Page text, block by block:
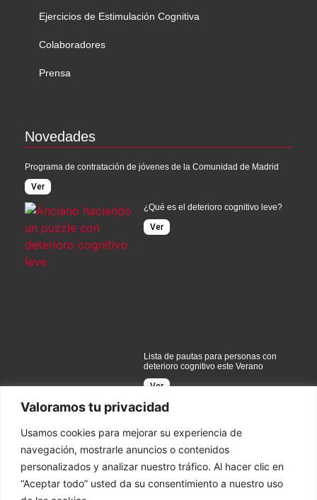
Valoramos tu privacidad
Usamos cookies para mejorar su experiencia de
navegación, mostrarle anuncios o contenidos
personalizados y analizar nuestro tráfico. Al hacer clic en
“Aceptar todo” usted da su consentimiento a nuestro uso
Ejercicios de Estimulación Cognitiva
Colaboradores
Prensa
Novedades
Programa de contratación de jóvenes de la Comunidad de Madrid
Ver
¿Qué es el deterioro cognitivo leve?
Ver
Lista de pautas para personas con
deterioro cognitivo este Verano
Ver
Contacto